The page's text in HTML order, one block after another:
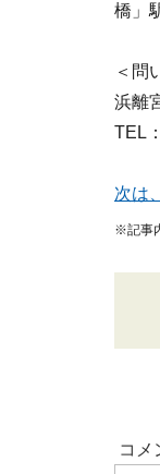
橋」
＜問
浜離
TEL
次は
※記事